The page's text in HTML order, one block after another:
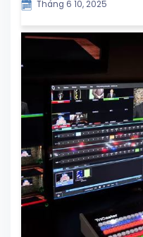
Khoảnh Khắc Giá Trị
Tháng 6 10, 2025